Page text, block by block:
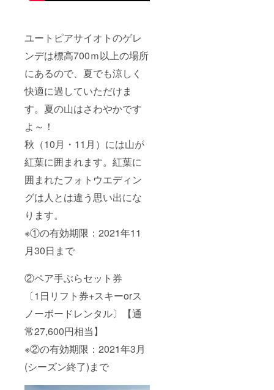
ユートピアサイオトのゲレ
ンデは標高700ｍ以上の場所
にあるので、夏でも涼しく
快適に過していただけま
す。夏の山はさわやかです
よ～！
秋（10月・11月）には山が
紅葉に囲まれます。紅葉に
囲まれたフォトウエディン
グは人とは違う思い出にな
ります。
※①の有効期限：2021年11
月30日まで
②ペア手ぶらセット券
〔1日リフト券+スキーorス
ノーボードレンタル〕【通
常27,600円相当】
※②の有効期限：2021年3月
(シーズン終了)まで